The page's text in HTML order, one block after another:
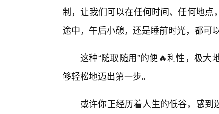
制，让我们可以在任何时间、任何地
途中，午后小憩，还是睡前时光，都可
这种“随取随用”的便🔥利性，极
够轻松地迈出第一步。
或许你正经历着人生的低谷，感